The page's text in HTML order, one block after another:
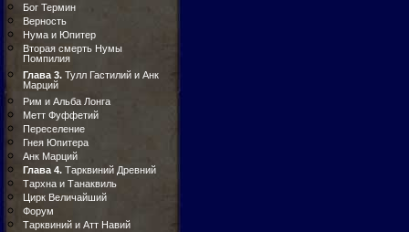
Бог Термин
Верность
Нума и Юпитер
Вторая смерть Нумы
Помпилия
Глава 3. Тулл Гастилий и Анк
Марций
Рим и Альба Лонга
Метт Фуффетий
Переселение
Гнея Юпитера
Анк Марций
Глава 4. Тарквиний Древний
Тархна и Танаквиль
Цирк Величайший
Форум
Тарквиний и Атт Навий